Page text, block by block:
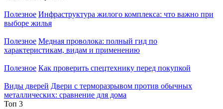
Полезное Инфраструктура жилого комплекса: что важно при
выборе жилья
Полезное Медная проволока: полный гид по
характеристикам, видам и применению
Полезное Как проверить спецтехнику перед покупкой
Виды дверей Двери с терморазрывом против обычных
металлических: сравнение для дома
Топ 3